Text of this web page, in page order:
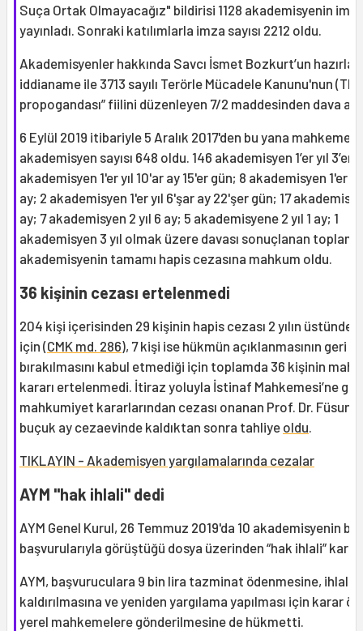
Suça Ortak Olmayacağız" bildirisi 1128 akademisyenin
yayınladı. Sonraki katılımlarla imza sayısı 2212 oldu.
Akademisyenler hakkında Savcı İsmet Bozkurt’un
iddianame ile 3713 sayılı Terörle Mücadele Kanunu'nun
propogandası” fiilini düzenleyen 7/2 maddesinden dava
6 Eylül 2019 itibariyle 5 Aralık 2017'den bu yana
akademisyen sayısı 648 oldu. 146 akademisyen 1’er yıl 3’er
akademisyen 1'er yıl 10'ar ay 15'er gün; 8 akademisyen 1'er
ay; 2 akademisyen 1'er yıl 6'şar ay 22'şer gün; 17
ay; 7 akademisyen 2 yıl 6 ay; 5 akademisyene 2 yıl 1 ay; 1
akademisyen 3 yıl olmak üzere davası sonuçlanan toplam
akademisyenin tamamı hapis cezasına mahkum oldu.
36 kişinin cezası ertelenmedi
204 kişi içerisinden 29 kişinin hapis cezası 2 yılın üstünde
için (CMK md. 286), 7 kişi ise hükmün açıklanmasının geri
bırakılmasını kabul etmediği için toplamda 36 kişinin
kararı ertelenmedi. İtiraz yoluyla İstinaf Mahkemesi’ne
mahkumiyet kararlarından cezası onanan Prof. Dr. Füsun
buçuk ay cezaevinde kaldıktan sonra tahliye oldu.
TIKLAYIN - Akademisyen yargılamalarında cezalar
AYM "hak ihlali" dedi
AYM Genel Kurul, 26 Temmuz 2019'da 10 akademisyenin
başvurularıyla görüştüğü dosya üzerinden “hak ihlali”
AYM, başvuruculara 9 bin lira tazminat ödenmesine,
kaldırılmasına ve yeniden yargılama yapılması için karar
yerel mahkemelere gönderilmesine de hükmetti.